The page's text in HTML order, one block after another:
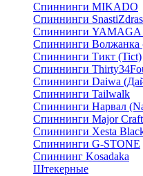
Спиннинги MIKADO
Спиннинги
Спиннинги YAMAGA
Спиннинги Волжанка
Спиннинги Тикт (Tict)
Спиннинги
Спиннинги Daiwa
Спиннинги Tailwalk
Спиннинги Нарвал
Спиннинги Major Craft
Спиннинги Xesta
Спиннинги G-STONE
Спиннинг Kosadaka
Штекерные